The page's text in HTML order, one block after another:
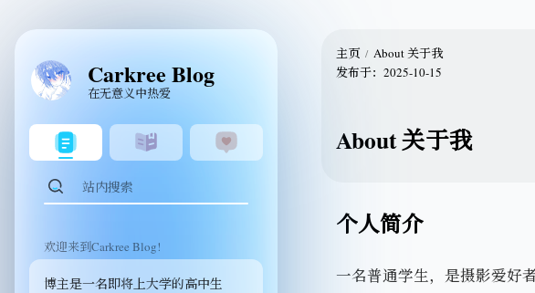
Carkree Blog
在无意义中热爱
欢迎来到Carkree Blog!
博主是一名即将上大学的高中生
主页
About 关于我
发布于： 2025-10-15
About 关于我
个人简介
一名普通学生，是摄影爱好